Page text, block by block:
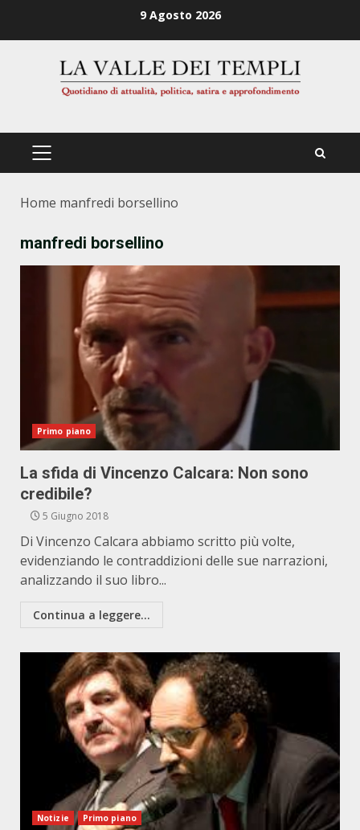
9 Agosto 2026
PRIMÄRES
Home manfredi borsellino
manfredi borsellino
Primo piano
La sfida di Vincenzo Calcara: Non sono
credibile?
5 Giugno 2018
Di Vincenzo Calcara abbiamo scritto più volte,
evidenziando le contraddizioni delle sue narrazioni,
analizzando il suo libro...
Continua a leggere...
Notizie Primo piano